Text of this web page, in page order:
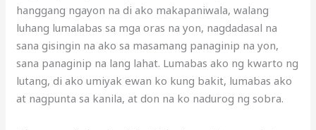
hanggang ngayon na di ako makapaniwala, walang
luhang lumalabas sa mga oras na yon, nagdadasal na
sana gisingin na ako sa masamang panaginip na yon,
sana panaginip na lang lahat. Lumabas ako ng kwarto ng
lutang, di ako umiyak ewan ko kung bakit, lumabas ako
at nagpunta sa kanila, at don na ko nadurog ng sobra.